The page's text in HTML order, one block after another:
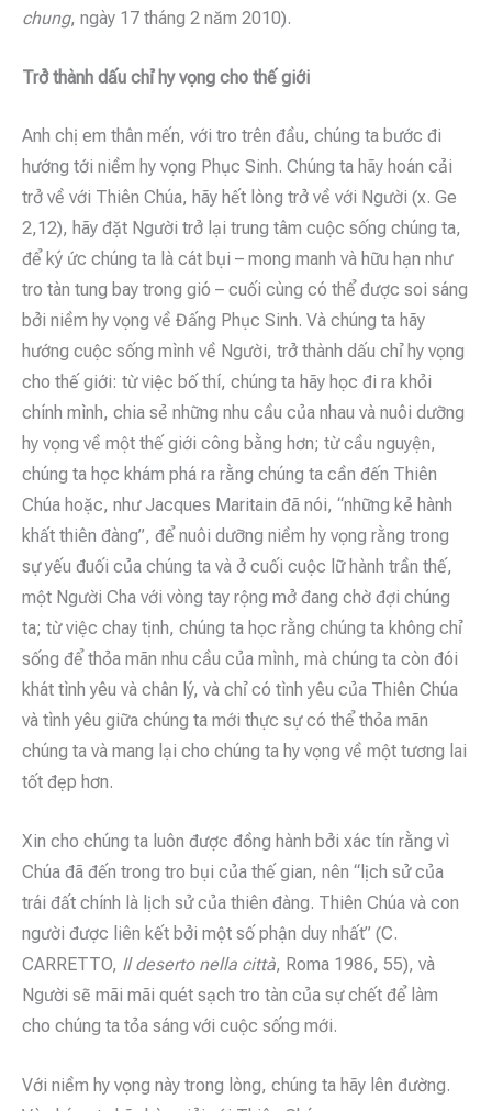
chung, ngày 17 tháng 2 năm 2010).
Trở thành dấu chỉ hy vọng cho thế giới
Anh chị em thân mến, với tro trên đầu, chúng ta bước đi
hướng tới niềm hy vọng Phục Sinh. Chúng ta hãy hoán cải
trở về với Thiên Chúa, hãy hết lòng trở về với Người (x. Ge
2,12), hãy đặt Người trở lại trung tâm cuộc sống chúng ta,
để ký ức chúng ta là cát bụi – mong manh và hữu hạn như
tro tàn tung bay trong gió – cuối cùng có thể được soi sáng
bởi niềm hy vọng về Đấng Phục Sinh. Và chúng ta hãy
hướng cuộc sống mình về Người, trở thành dấu chỉ hy vọng
cho thế giới: từ việc bố thí, chúng ta hãy học đi ra khỏi
chính mình, chia sẻ những nhu cầu của nhau và nuôi dưỡng
hy vọng về một thế giới công bằng hơn; từ cầu nguyện,
chúng ta học khám phá ra rằng chúng ta cần đến Thiên
Chúa hoặc, như Jacques Maritain đã nói, “những kẻ hành
khất thiên đàng”, để nuôi dưỡng niềm hy vọng rằng trong
sự yếu đuối của chúng ta và ở cuối cuộc lữ hành trần thế,
một Người Cha với vòng tay rộng mở đang chờ đợi chúng
ta; từ việc chay tịnh, chúng ta học rằng chúng ta không chỉ
sống để thỏa mãn nhu cầu của mình, mà chúng ta còn đói
khát tình yêu và chân lý, và chỉ có tình yêu của Thiên Chúa
và tình yêu giữa chúng ta mới thực sự có thể thỏa mãn
chúng ta và mang lại cho chúng ta hy vọng về một tương lai
tốt đẹp hơn.
Xin cho chúng ta luôn được đồng hành bởi xác tín rằng vì
Chúa đã đến trong tro bụi của thế gian, nên “lịch sử của
trái đất chính là lịch sử của thiên đàng. Thiên Chúa và con
người được liên kết bởi một số phận duy nhất” (C.
CARRETTO, Il deserto nella città, Roma 1986, 55), và
Người sẽ mãi mãi quét sạch tro tàn của sự chết để làm
cho chúng ta tỏa sáng với cuộc sống mới.
Với niềm hy vọng này trong lòng, chúng ta hãy lên đường.